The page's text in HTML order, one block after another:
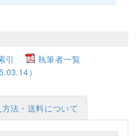
引
執筆者一覧
）
法・送料について